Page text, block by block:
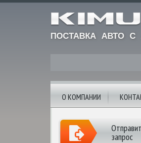
ПОСТАВКА АВТО С
О КОМПАНИИ
запрос